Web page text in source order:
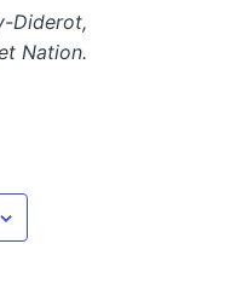
Diderot,
Nation.